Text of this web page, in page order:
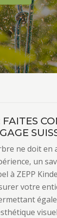
FAITES
ne doit
un
à ZEPP
votre